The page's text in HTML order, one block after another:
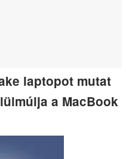
laptopot mutat
a MacBook